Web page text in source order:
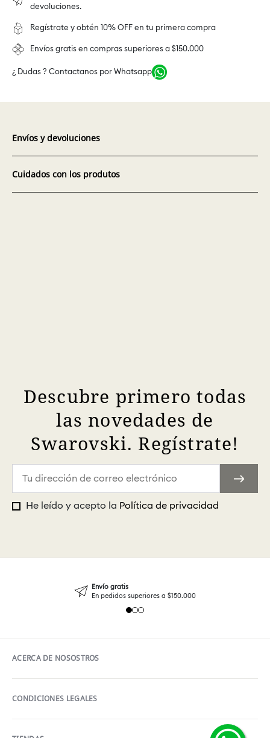
devoluciones.
Regístrate y obtén 10% OFF en tu primera compra
Envíos gratis en compras superiores a $150.000
¿ Dudas ? Contactanos por Whatsapp
Envíos y devoluciones
Cuidados con los produtos
Descubre primero todas
las novedades de
Swarovski. Regístrate!
He leído y acepto la Política de privacidad
Envío gratis
En pedidos superiores a $150.000
ACERCA DE NOSOSTROS
CONDICIONES LEGALES